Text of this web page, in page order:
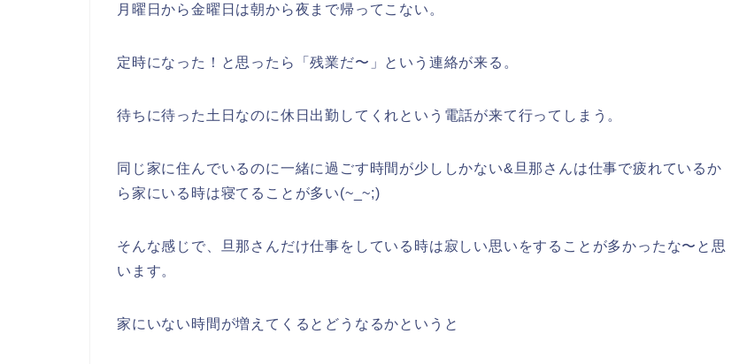
月曜日から金曜日は朝から夜まで帰ってこない。
定時になった！と思ったら「残業だ〜」という連絡が来る。
待ちに待った土日なのに休日出勤してくれという電話が来て行ってしまう。
同じ家に住んでいるのに一緒に過ごす時間が少ししかない&旦那さんは仕事で疲れているか
ら家にいる時は寝てることが多い(~_~;)
そんな感じで、旦那さんだけ仕事をしている時は寂しい思いをすることが多かったな〜と思
います。
家にいない時間が増えてくるとどうなるかというと